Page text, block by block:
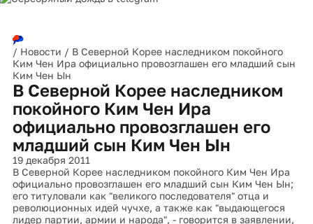
/ Новости / В Северной Корее наследником покойного
Ким Чен Ира официально провозглашен его младший сын
Ким Чен Ын
В Северной Корее наследником
покойного Ким Чен Ира
официально провозглашен его
младший сын Ким Чен Ын
19 декабря 2011
В Северной Корее наследником покойного Ким Чен Ира
официально провозглашен его младший сын Ким Чен Ын;
его титуловали как "великого последователя" отца и
революционных идей чучхе, а также как "выдающегося
лидер партии, армии и народа", - говорится в заявлении,